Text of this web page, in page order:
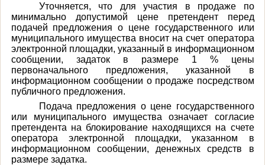
Уточняется, что для участия в продаже по
минимально допустимой цене претендент перед
подачей предложения о цене государственного или
муниципального имущества вносит на счет оператора
электронной площадки, указанный в информационном
сообщении, задаток в размере 1 % цены
первоначального предложения, указанной в
информационном сообщении о продаже посредством
публичного предложения.
Подача предложения о цене государственного
или муниципального имущества означает согласие
претендента на блокирование находящихся на счете
оператора электронной площадки, указанном в
информационном сообщении, денежных средств в
размере задатка.